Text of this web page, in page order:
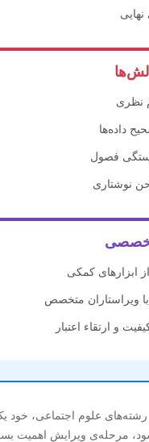
نهایی
نظری
داده‌ها
فصول
نوشتاری
از ابزارهای کمکی
ویراستاران متخصص
و ارتقاء اعتبار
رشته‌های علوم اجتماعی،
مرحله‌ی ویرایش اهمیت